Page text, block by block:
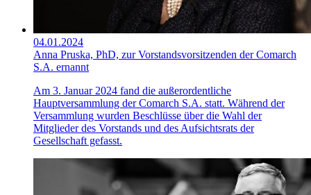
04.01.2024
Anna Pruska, PhD, zur Vorstandsvorsitzenden der Comarch
S.A. ernannt
Am 3. Januar 2024 fand die außerordentliche
Hauptversammlung der Comarch S.A. statt. Während der
Versammlung wurden Beschlüsse über die Wahl der
Mitglieder des Vorstands und des Aufsichtsrats der
Gesellschaft gefasst.